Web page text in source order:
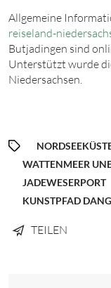
Allgemeine
reiseland-
Butjadingen sind
Unterstützt wurde
Niedersachsen.
WATTENMEER
JADEWESERPORT
KUNSTPFAD
TEILEN